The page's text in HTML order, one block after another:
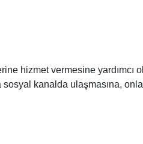
hizmet vermesine yardımcı
kanalda ulaşmasına,